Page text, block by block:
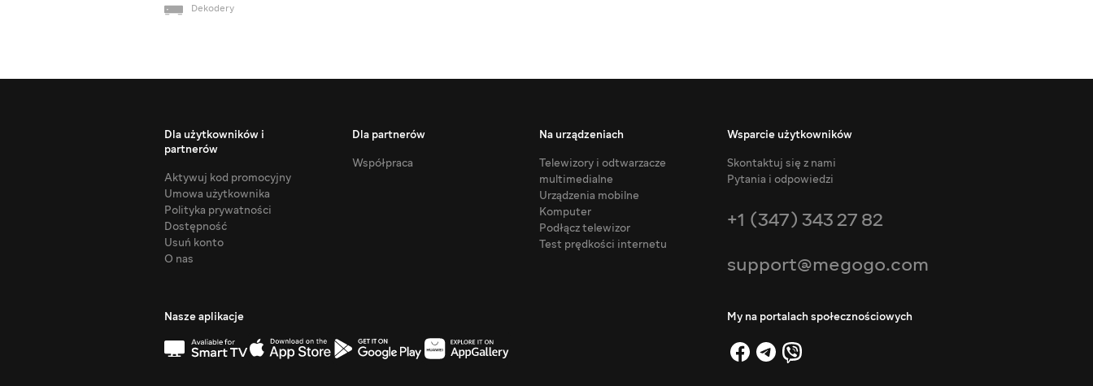
Dekodery
Dla użytkowników i
partnerów
Aktywuj kod promocyjny
Umowa użytkownika
Polityka prywatności
Dostępność
Usuń konto
O nas
Dla partnerów
Współpraca
Na urządzeniach
Telewizory i odtwarzacze
multimedialne
Urządzenia mobilne
Komputer
Podłącz telewizor
Test prędkości internetu
Wsparcie użytkowników
Skontaktuj się z nami
Pytania i odpowiedzi
+1 (347) 343 27 82
support@megogo.com
Nasze aplikacje My na portalach społecznościowych